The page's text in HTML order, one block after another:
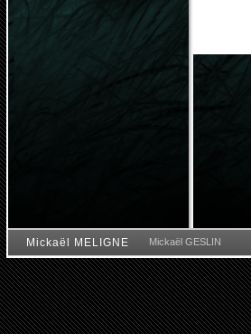
Mickaël MELIGNE Mickaël GESLIN